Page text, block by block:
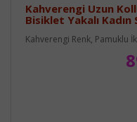
Kahverengi Uzun
Bisiklet Yakalı Kadın
Kahverengi Renk, Pamuklu